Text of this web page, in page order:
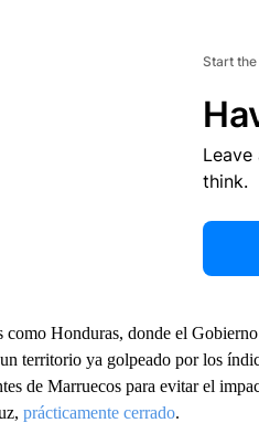
Start
think.
como Honduras, donde el
territorio ya golpeado por los
de Marruecos para evitar el
prácticamente cerrado.